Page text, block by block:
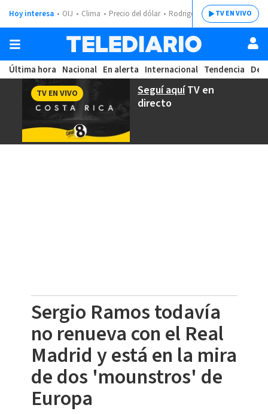
Hoy interesa OIJ Clima Precio del dólar Rodrigo ChavesTV EN VIVO
Última hora Nacional En alerta Internacional Tendencia
Seguí aquíTV en
directo
TV EN VIVO
Sergio Ramos todavía
no renueva con el Real
Madrid y está en la mira
de dos 'mounstros' de
Europa